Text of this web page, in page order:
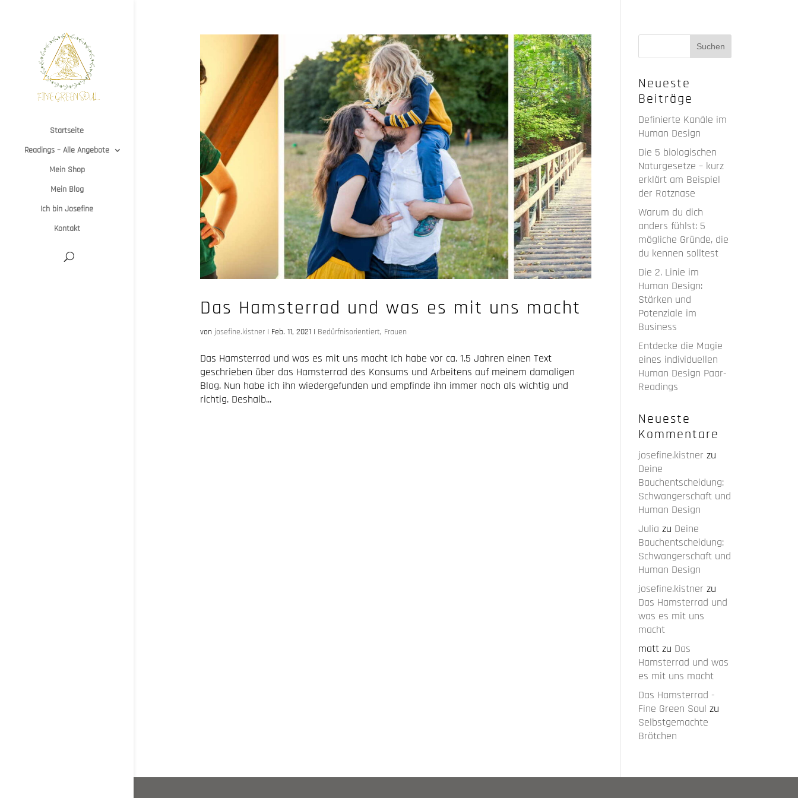
Startseite
Readings – Alle Angebote
Mein Shop
Mein Blog
Ich bin Josefine
Kontakt
Das Hamsterrad und was es mit uns macht
von josefine.kistner| Feb. 11, 2021| Bedürfnisorientiert, Frauen
Das Hamsterrad und was es mit uns macht Ich habe vor ca. 1.5 Jahren einen Text
geschrieben über das Hamsterrad des Konsums und Arbeitens auf meinem damaligen
Blog. Nun habe ich ihn wiedergefunden und empfinde ihn immer noch als wichtig und
richtig. Deshalb...
Neueste
Beiträge
Definierte Kanäle im
Human Design
Die 5 biologischen
Naturgesetze – kurz
erklärt am Beispiel
der Rotznase
Warum du dich
anders fühlst: 5
mögliche Gründe, die
du kennen solltest
Die 2. Linie im
Human Design:
Stärken und
Potenziale im
Business
Entdecke die Magie
eines individuellen
Human Design Paar-
Readings
Neueste
Kommentare
josefine.kistner zu
Deine
Bauchentscheidung:
Schwangerschaft und
Human Design
Julia zu Deine
Bauchentscheidung:
Schwangerschaft und
Human Design
josefine.kistner zu
Das Hamsterrad und
was es mit uns
macht
matt zu Das
Hamsterrad und was
es mit uns macht
Das Hamsterrad -
Fine Green Soul zu
Selbstgemachte
Brötchen